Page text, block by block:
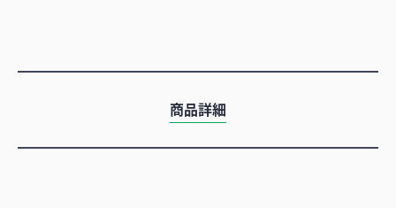
商品詳細